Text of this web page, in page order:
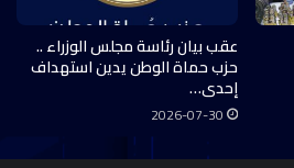
عقب بيان رئاسة مجلس الوزراء ..
حزب حماة الوطن يدين استهداف
إحدى…
2026-07-30